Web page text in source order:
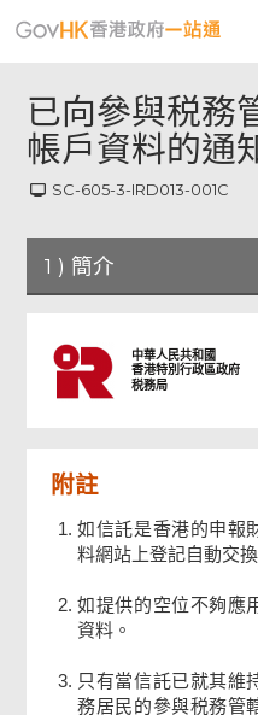
已向參與税務
帳戶資料的通
SC-605-3-IRD013-001C
1 ) 簡介
第 2 部
第 3 部
簽署
中華人民共和國
香港特別行政區政府
税務局
附註
如信託是香港的申報
料網站上登記自動交
如提供的空位不夠應
資料。
只有當信託已就其維
務居民的參與税務管